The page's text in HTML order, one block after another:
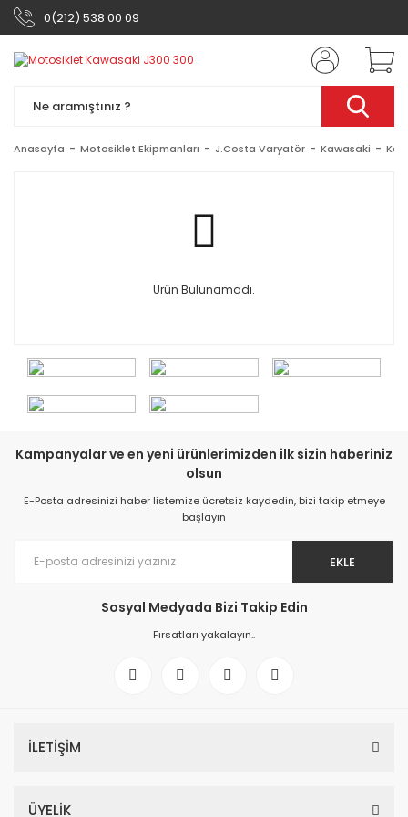
0(212) 538 00 09
Anasayfa Motosiklet Ekipmanları J.Costa Varyatör Kawasaki
Ürün Bulunamadı.
Kampanyalar ve en yeni ürünlerimizden ilk sizin haberiniz
olsun
E-Posta adresinizi haber listemize ücretsiz kaydedin, bizi takip etmeye
başlayın
EKLE
Sosyal Medyada Bizi Takip Edin
Fırsatları yakalayın..
İLETİŞİM
ÜYELİK